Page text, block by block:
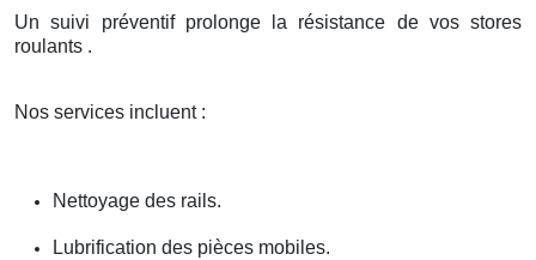
Un suivi préventif prolonge la résistance de vos stores
roulants .
Nos services incluent :
Nettoyage des rails.
Lubrification des pièces mobiles.